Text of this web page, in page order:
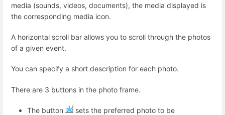
media (sounds, videos, documents), the media displayed is
the corresponding media icon.
A horizontal scroll bar allows you to scroll through the photos
of a given event.
You can specify a short description for each photo.
There are 3 buttons in the photo frame.
The button
sets the preferred photo to be